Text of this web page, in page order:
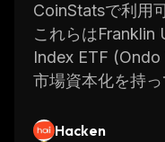
CoinStatsで利用
これらは
Index ETF
市場資本化を持っ
Hacken